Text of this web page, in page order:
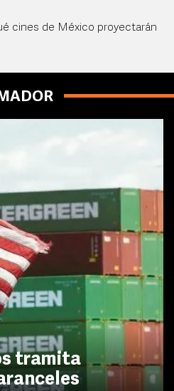
cines de México proyectarán
tramita